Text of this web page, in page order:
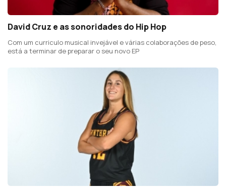
David Cruz e as sonoridades do Hip Hop
Com um curriculo musical invejável e várias colaborações de peso,
está a terminar de preparar o seu novo EP